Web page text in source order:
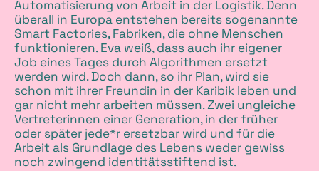
Automatisierung von Arbeit in der Logistik. Denn
überall in Europa entstehen bereits sogenannte
Smart Factories, Fabriken, die ohne Menschen
funktionieren. Eva weiß, dass auch ihr eigener
Job eines Tages durch Algorithmen ersetzt
werden wird. Doch dann, so ihr Plan, wird sie
schon mit ihrer Freundin in der Karibik leben und
gar nicht mehr arbeiten müssen. Zwei ungleiche
Vertreterinnen einer Generation, in der früher
oder später jede*r ersetzbar wird und für die
Arbeit als Grundlage des Lebens weder gewiss
noch zwingend identitätsstiftend ist.